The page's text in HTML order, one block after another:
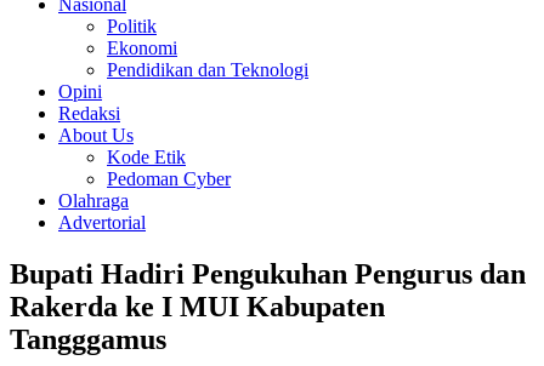
Nasional
Politik
Ekonomi
Pendidikan dan Teknologi
Opini
Redaksi
About Us
Kode Etik
Pedoman Cyber
Olahraga
Advertorial
Bupati Hadiri Pengukuhan Pengurus dan
Rakerda ke I MUI Kabupaten
Tangggamus